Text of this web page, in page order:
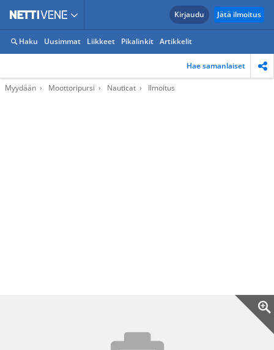
Kirjaudu Jätä ilmoitus
Haku Uusimmat Liikkeet Pikalinkit Artikkelit
Hae samanlaiset
Myydään Moottoripursi Nauticat Ilmoitus